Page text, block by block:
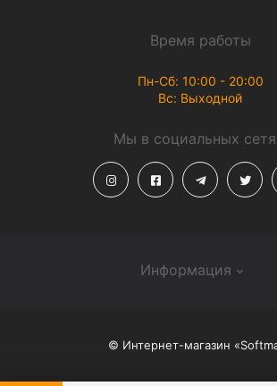
Информация
Время работы
Пн-Сб: 10:00 - 20:00
Вс: Выходной
Мы в социальных
© Интернет-магазин